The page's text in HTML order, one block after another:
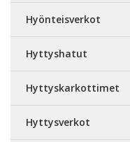
Hyönteisverkot
Hyttyshatut
Hyttyskarkottimet
Hyttysverkot